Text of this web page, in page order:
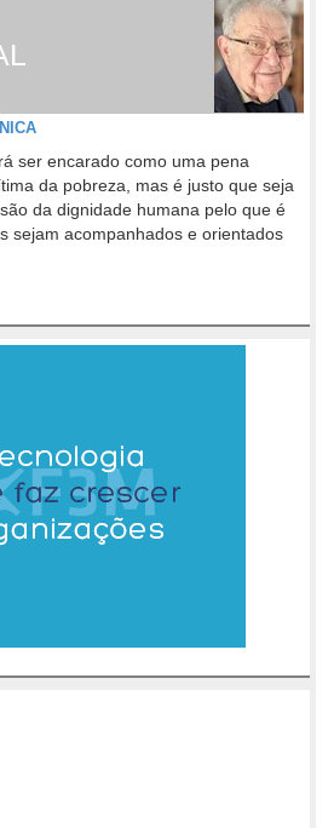
ser encarado como uma pena
da pobreza, mas é justo que seja
da dignidade humana pelo que é
sejam acompanhados e orientados